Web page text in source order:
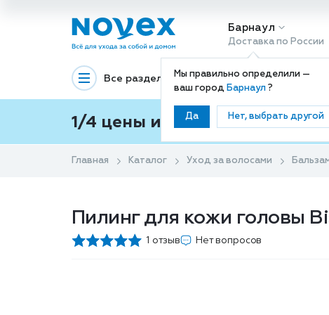
Барнаул
Доставка по России
Мы правильно определили —
ваш город Барнаул?
Да Нет, выбрать другой
Все разделы Декоративная косметика
1/4 цены и покупки ваши с
Главная Каталог Уход за волосами
Пилинг для кожи головы
1 отзыв Нет вопросов